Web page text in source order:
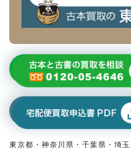
東京都・神奈川県・千葉県・埼